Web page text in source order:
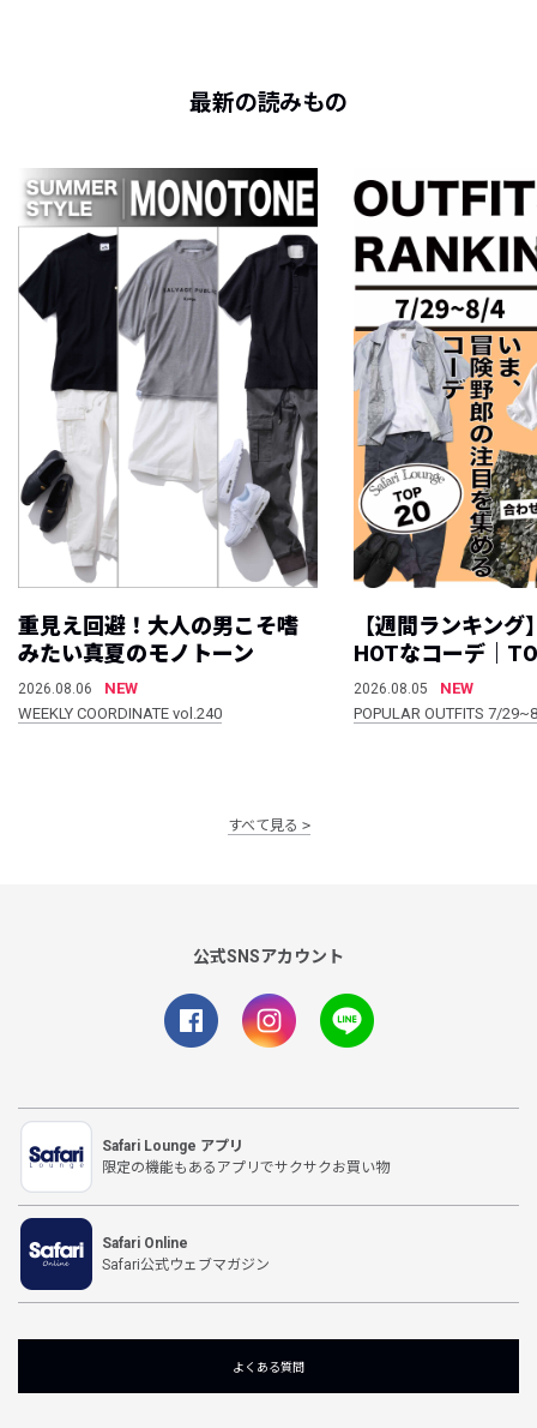
最新の読みもの
重見え回避！大人の男こそ嗜
みたい真夏のモノトーン
2026.08.06
NEW
WEEKLY COORDINATE vol.240
【週間ランキング
HOTなコーデ｜
2026.08.05
NEW
POPULAR OUTFITS 7/
すべて見る
公式SNSアカウント
Safari Lounge アプリ
限定の機能もあるアプリでサクサクお買い物
Safari Online
Safari公式ウェブマガジン
よくある質問